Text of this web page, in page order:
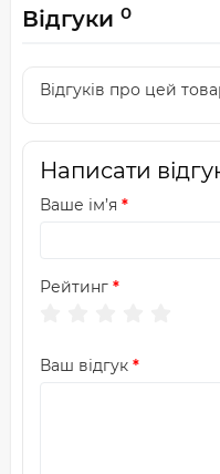
Відгуки 0
Відгуків про цей
Написати
Ваше ім’я
Рейтинг
Ваш відгук